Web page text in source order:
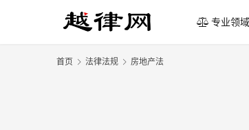
专业领域
首页 法律法规 房地产法